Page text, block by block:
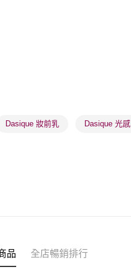
Dasique 妝前乳 Dasique 光感
品 全店暢銷排行